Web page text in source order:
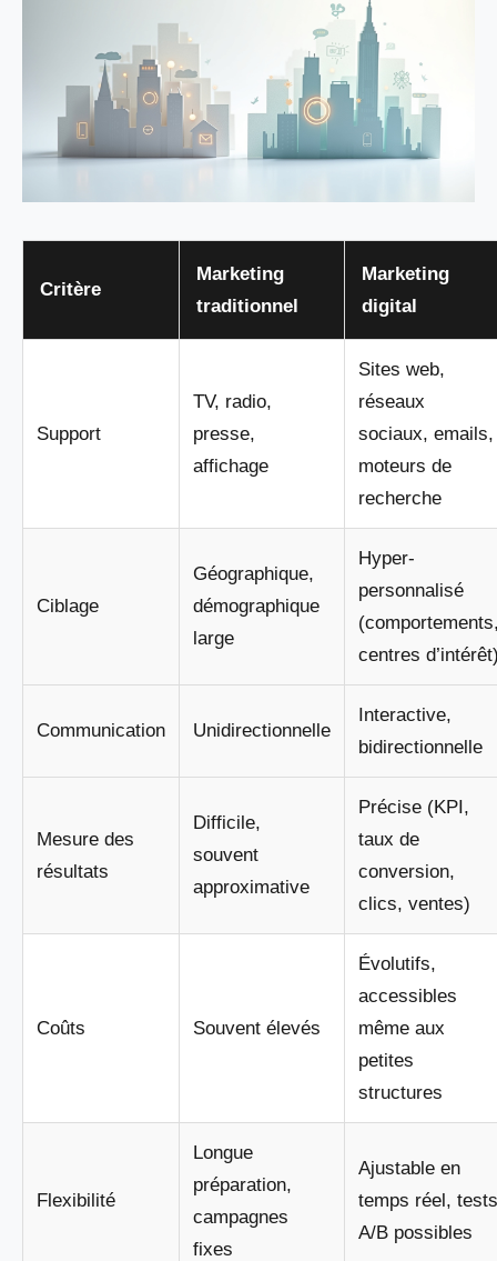
Critère
Marketing
traditionnel
Marketing
digital
Support
TV, radio,
presse,
affichage
Sites web,
réseaux
sociaux, emails,
moteurs de
recherche
Ciblage
Géographique,
démographique
large
Hyper-
personnalisé
centres
Communication Unidirectionnelle
Interactive,
bidirectionnelle
Mesure des
résultats
Difficile,
souvent
approximative
Précise (KPI,
taux de
conversion,
clics, ventes)
Coûts Souvent élevés
Évolutifs,
accessibles
même aux
petites
structures
Flexibilité
Longue
préparation,
campagnes
fixes
Ajustable en
temps réel, tests
A/B possibles